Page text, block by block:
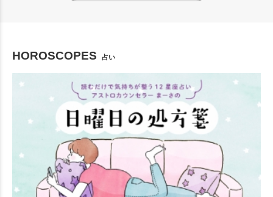
HOROSCOPES 占い